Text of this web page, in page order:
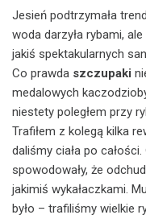
Jesień podtrzymała
woda darzyła rybami,
jakiś spektakularnych
Co prawda szczupaki
medalowych
niestety poległem przy
Trafiłem z kolegą kilka
daliśmy ciała po
spowodowały, że
jakimiś wykałaczkami.
było – trafiliśmy wielkie